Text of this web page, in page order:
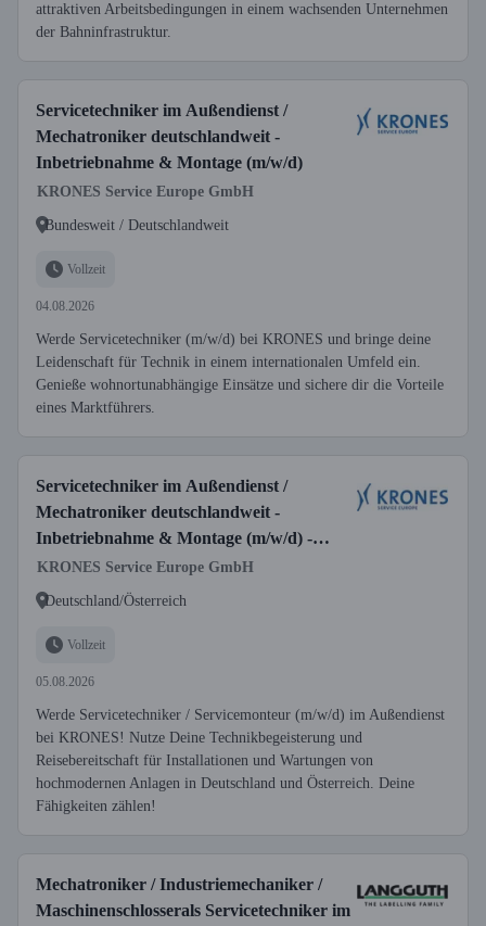
attraktiven Arbeitsbedingungen in einem wachsenden Unternehmen
der Bahninfrastruktur.
Servicetechniker im Außendienst /
Mechatroniker deutschlandweit -
Inbetriebnahme & Montage (m/w/d)
KRONES Service Europe GmbH
Bundesweit / Deutschlandweit
Vollzeit
04.08.2026
Werde Servicetechniker (m/w/d) bei KRONES und bringe deine
Leidenschaft für Technik in einem internationalen Umfeld ein.
Genieße wohnortunabhängige Einsätze und sichere dir die Vorteile
eines Marktführers.
Servicetechniker im Außendienst /
Mechatroniker deutschlandweit -
Inbetriebnahme & Montage (m/w/d) -
Einsatzgebiet Deutschland/Österreich
KRONES Service Europe GmbH
Deutschland/Österreich
Vollzeit
05.08.2026
Werde Servicetechniker / Servicemonteur (m/w/d) im Außendienst
bei KRONES! Nutze Deine Technikbegeisterung und
Reisebereitschaft für Installationen und Wartungen von
hochmodernen Anlagen in Deutschland und Österreich. Deine
Fähigkeiten zählen!
Mechatroniker / Industriemechaniker /
Maschinenschlosserals Servicetechniker im